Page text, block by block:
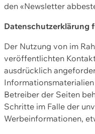
den «Newsletter
Datenschutzerklärung
Der Nutzung von im
veröffentlichten
ausdrücklich
Betreiber der Seiten
Schritte im Falle der
Werbeinformationen,